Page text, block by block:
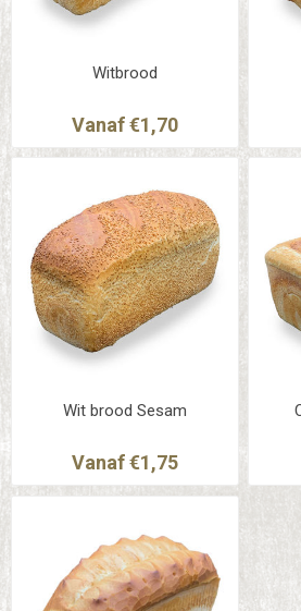
Witbrood
Vanaf €1,70
Wit brood Sesam
Vanaf €1,75